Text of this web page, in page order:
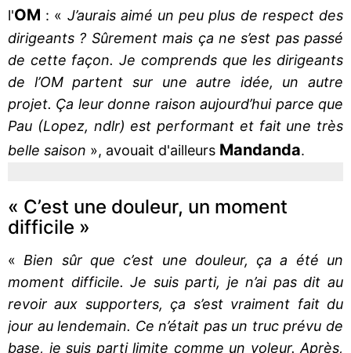
l'OM : « J’aurais aimé un peu plus de respect des
dirigeants ? Sûrement mais ça ne s’est pas passé
de cette façon. Je comprends que les dirigeants
de l’OM partent sur une autre idée, un autre
projet. Ça leur donne raison aujourd’hui parce que
Pau (Lopez, ndlr) est performant et fait une très
belle saison », avouait d'ailleurs Mandanda.
« C’est une douleur, un moment
difficile »
« Bien sûr que c’est une douleur, ça a été un
moment difficile. Je suis parti, je n’ai pas dit au
revoir aux supporters, ça s’est vraiment fait du
jour au lendemain. Ce n’était pas un truc prévu de
base, je suis parti limite comme un voleur. Après,